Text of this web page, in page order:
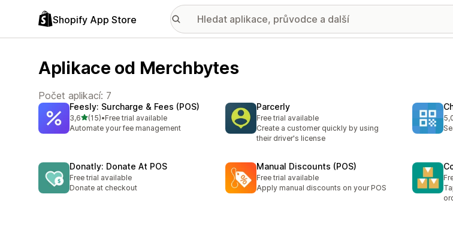
Shopify App Store
Aplikace od Merchbytes
Počet aplikací: 7
Feesly: Surcharge & Fees (POS)
3,6z 5 hvězd
(15)
Celkový počet recenzí: 15
•Free trial available
Automate your fee management
Parcerly
Free trial available
Create a customer quickly by using
their driver's license
Donatly: Donate At POS
Free trial available
Donate at checkout
Manual Discounts (POS)
Free trial available
Apply manual discounts on your POS